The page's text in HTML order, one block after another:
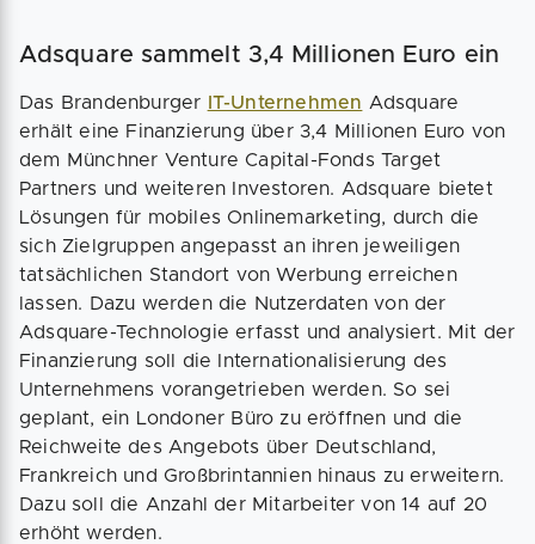
Adsquare sammelt 3,4 Millionen Euro ein
Das Brandenburger IT-Unternehmen Adsquare
erhält eine Finanzierung über 3,4 Millionen Euro von
dem Münchner Venture Capital-Fonds Target
Partners und weiteren Investoren. Adsquare bietet
Lösungen für mobiles Onlinemarketing, durch die
sich Zielgruppen angepasst an ihren jeweiligen
tatsächlichen Standort von Werbung erreichen
lassen. Dazu werden die Nutzerdaten von der
Adsquare-Technologie erfasst und analysiert. Mit der
Finanzierung soll die Internationalisierung des
Unternehmens vorangetrieben werden. So sei
geplant, ein Londoner Büro zu eröffnen und die
Reichweite des Angebots über Deutschland,
Frankreich und Großbrintannien hinaus zu erweitern.
Dazu soll die Anzahl der Mitarbeiter von 14 auf 20
erhöht werden.